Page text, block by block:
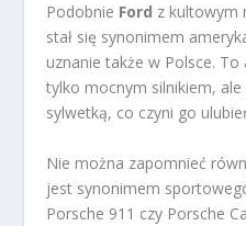
Podobnie Ford z kultowym
stał się synonimem
uznanie także w Polsce.
tylko mocnym silnikiem,
sylwetką, co czyni go
Nie można zapomnieć
jest synonimem
Porsche 911 czy Porsche